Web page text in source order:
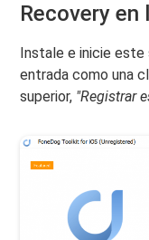
Recovery en
Instale e inicie
entrada como una
superior, "Registrar